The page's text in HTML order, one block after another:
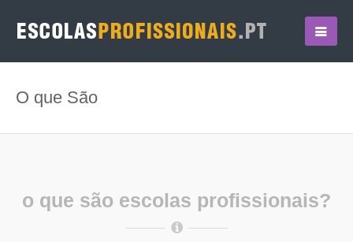
O que São
o que são escolas profissionais?